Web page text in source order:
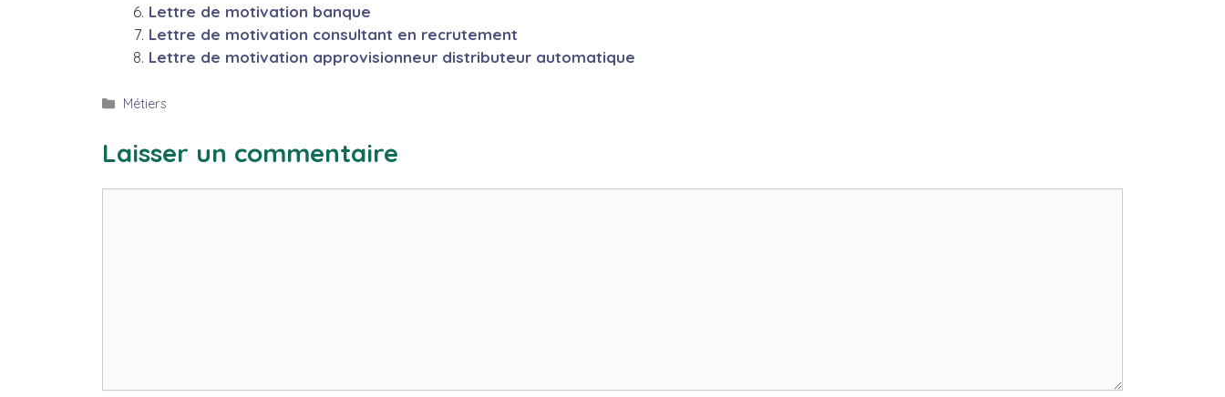
Lettre de motivation banque
Lettre de motivation consultant en recrutement
Lettre de motivation approvisionneur distributeur automatique
Catégories
Métiers
Laisser un commentaire